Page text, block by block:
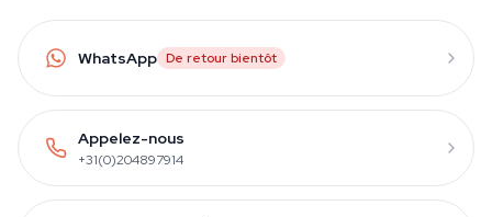
WhatsApp De retour bientôt
Appelez-nous
+31(0)204897914